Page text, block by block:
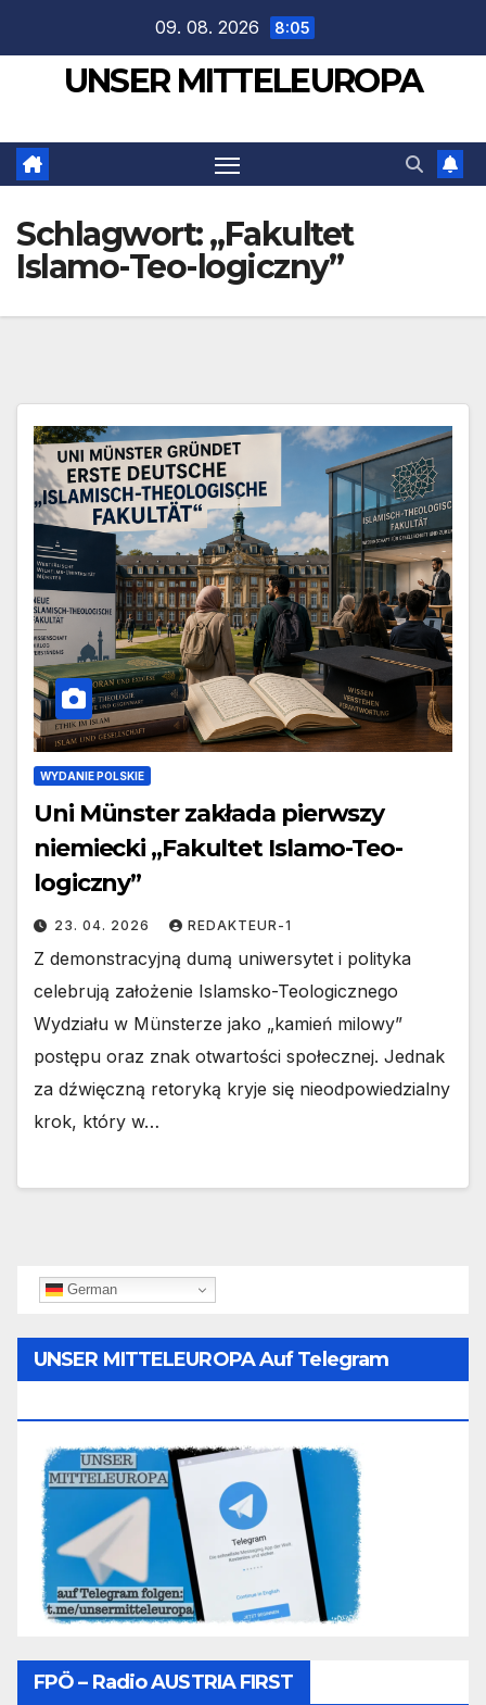
springen
09. 08. 2026 8:05
UNSER MITTELEUROPA
Schlagwort:„Fakultet
Islamo-Teo-logiczny”
WYDANIE POLSKIE
Uni Münster zakłada pierwszy
niemiecki „Fakultet Islamo-Teo-
logiczny”
23. 04. 2026 REDAKTEUR-1
Z demonstracyjną dumą uniwersytet i polityka
celebrują założenie Islamsko-Teologicznego
Wydziału w Münsterze jako „kamień milowy”
postępu oraz znak otwartości społecznej. Jednak
za dźwięczną retoryką kryje się nieodpowiedzialny
krok, który w…
German
UNSER MITTELEUROPA Auf Telegram
FPÖ – Radio AUSTRIA FIRST